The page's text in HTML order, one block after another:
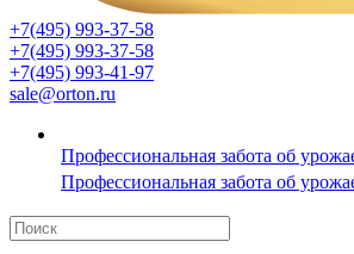
+7(495) 993-37-58
+7(495) 993-37-58
+7(495) 993-41-97
sale@orton.ru
Профессиональная забота об
Профессиональная забота об